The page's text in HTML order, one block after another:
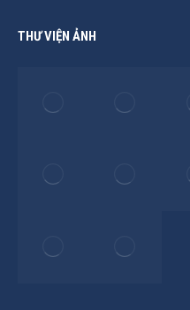
THƯ VIỆN ẢNH